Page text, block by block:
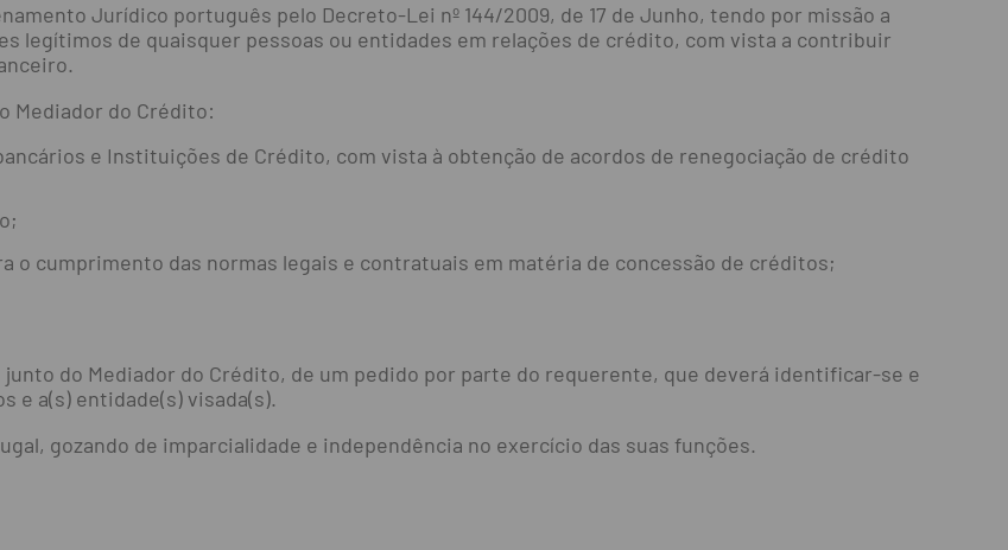
Jurídico português pelo Decreto-Lei nº 144/2009, de 17 de Junho, tendo por missão a
legítimos de quaisquer pessoas ou entidades em relações de crédito, com vista a contribuir
Mediador do Crédito:
e Instituições de Crédito, com vista à obtenção de acordos de renegociação de crédito
o cumprimento das normas legais e contratuais em matéria de concessão de créditos;
do Mediador do Crédito, de um pedido por parte do requerente, que deverá identificar-se e
e a(s) entidade(s) visada(s).
gozando de imparcialidade e independência no exercício das suas funções.